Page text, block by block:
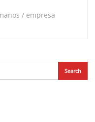
/ empresa